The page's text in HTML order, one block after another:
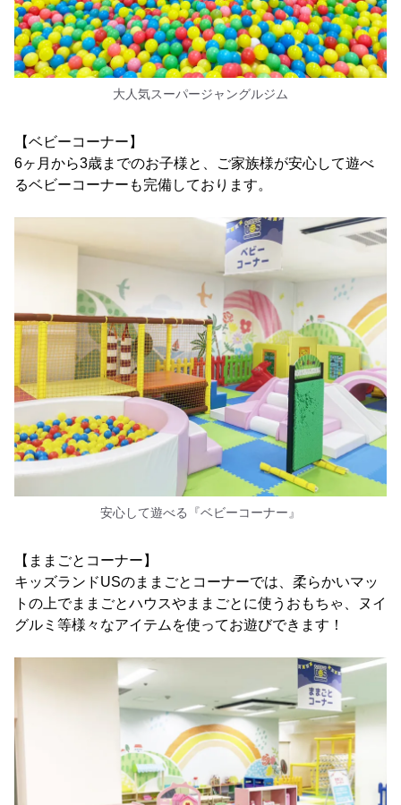
大人気スーパージャングルジム
【ベビーコーナー】
6ヶ月から3歳までのお子様と、ご家族様が安心して遊べ
るベビーコーナーも完備しております。
安心して遊べる『ベビーコーナー』
【ままごとコーナー】
キッズランドUSのままごとコーナーでは、柔らかいマッ
トの上でままごとハウスやままごとに使うおもちゃ、ヌイ
グルミ等様々なアイテムを使ってお遊びできます！